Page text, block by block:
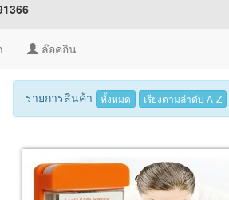
ล๊อคอิน
รายการสินค้า ทั้งหมด เรียงตามลำดับ A-Z